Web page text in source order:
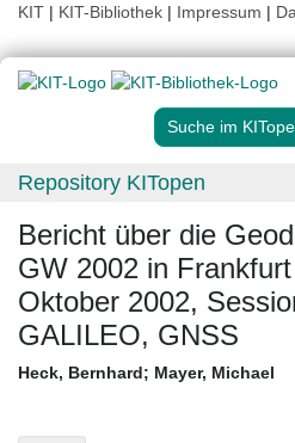
KIT | KIT-Bibliothek | Impressum |
Suche im
Repository KITopen
Bericht über die
GW 2002 in
Oktober 2002,
GALILEO, GNSS
Heck, Bernhard; Mayer, Michael